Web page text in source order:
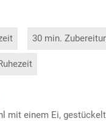
30 min.
mit einem Ei,